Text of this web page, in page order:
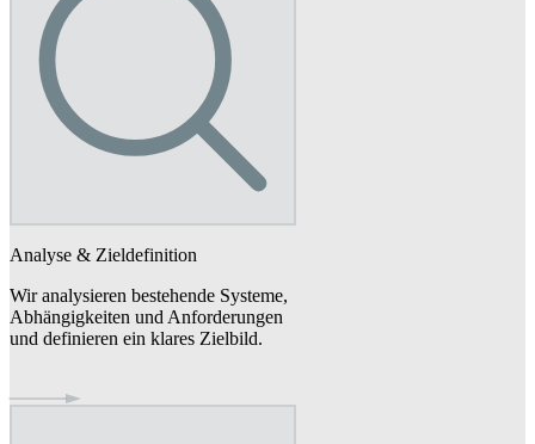
Analyse & Ziel­definition
Wir analysieren bestehende Systeme,
Abhängigkeiten und Anforderungen
und definieren ein klares Zielbild.